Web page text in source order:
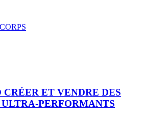
CORPS
ET VENDRE DES
PERFORMANTS